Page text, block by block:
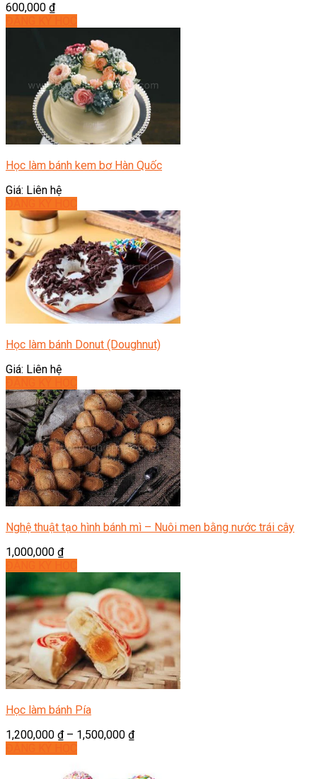
600,000 ₫
Học làm bánh kem bơ Hàn Quốc
Giá: Liên hệ
Học làm bánh Donut (Doughnut)
Giá: Liên hệ
Nghệ thuật tạo hình bánh mì – Nuôi men bằng nước trái cây
1,000,000 ₫
Học làm bánh Pía
1,200,000 ₫– 1,500,000 ₫